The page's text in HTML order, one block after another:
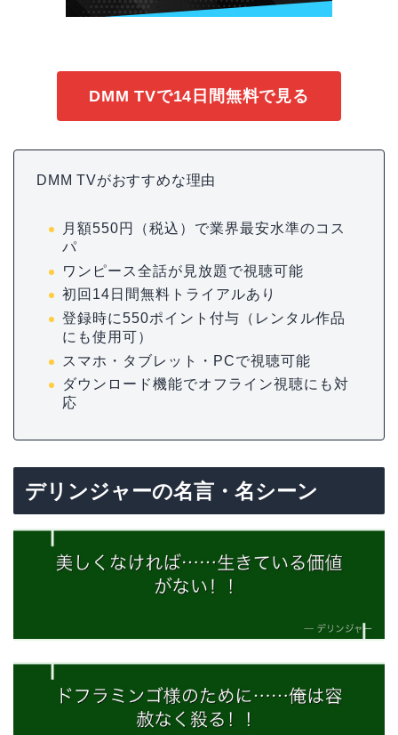
DMM TVで14日間無料で見る
DMM TVがおすすめな理由
月額550円（税込）で業界最安水準のコス
パ
ワンピース全話が見放題で視聴可能
初回14日間無料トライアルあり
登録時に550ポイント付与（レンタル作品
にも使用可）
スマホ・タブレット・PCで視聴可能
ダウンロード機能でオフライン視聴にも対
応
デリンジャーの名言・名シーン